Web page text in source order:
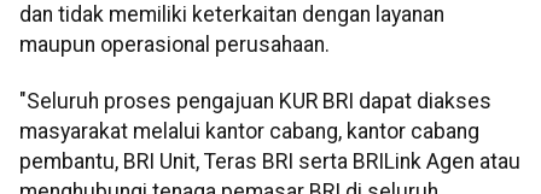
dan tidak memiliki keterkaitan dengan layanan
maupun operasional perusahaan.
"Seluruh proses pengajuan KUR BRI dapat diakses
masyarakat melalui kantor cabang, kantor cabang
pembantu, BRI Unit, Teras BRI serta BRILink Agen atau